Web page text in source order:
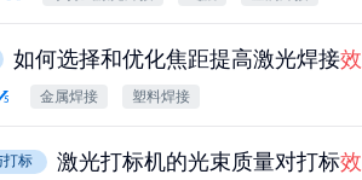
如何选择和优化焦距提高激光焊接
金属焊接 塑料焊接
打标 激光打标机的光束质量对打标